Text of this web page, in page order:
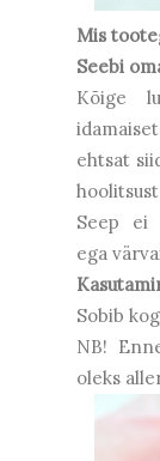
Mis
Seebi
Kõige
ehtsat
Seep ei
ega
Sobib
NB!
oleks